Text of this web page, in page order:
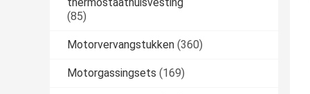
(85)
Motorvervangstukken (360)
Motorgassingsets (169)